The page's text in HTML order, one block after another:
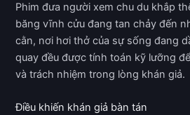
Phim đưa người xem chu du khắp
băng vĩnh cửu đang tan chảy đến
cằn, nơi hơi thở của sự sống đang
quay đều được tính toán kỹ lưỡng
và trách nhiệm trong lòng khán giả.
Điều khiến khán giả bàn tán